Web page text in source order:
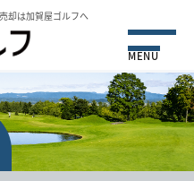
却は加賀屋ゴルフへ
MENU